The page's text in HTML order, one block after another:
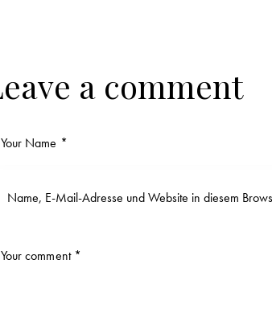
a comment
Name, E-Mail-Adresse und Website in diesem